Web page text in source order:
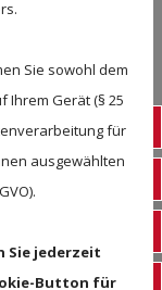
Sie sowohl dem
Gerät (§ 25
für
ausgewählten
Sie jederzeit
Button für